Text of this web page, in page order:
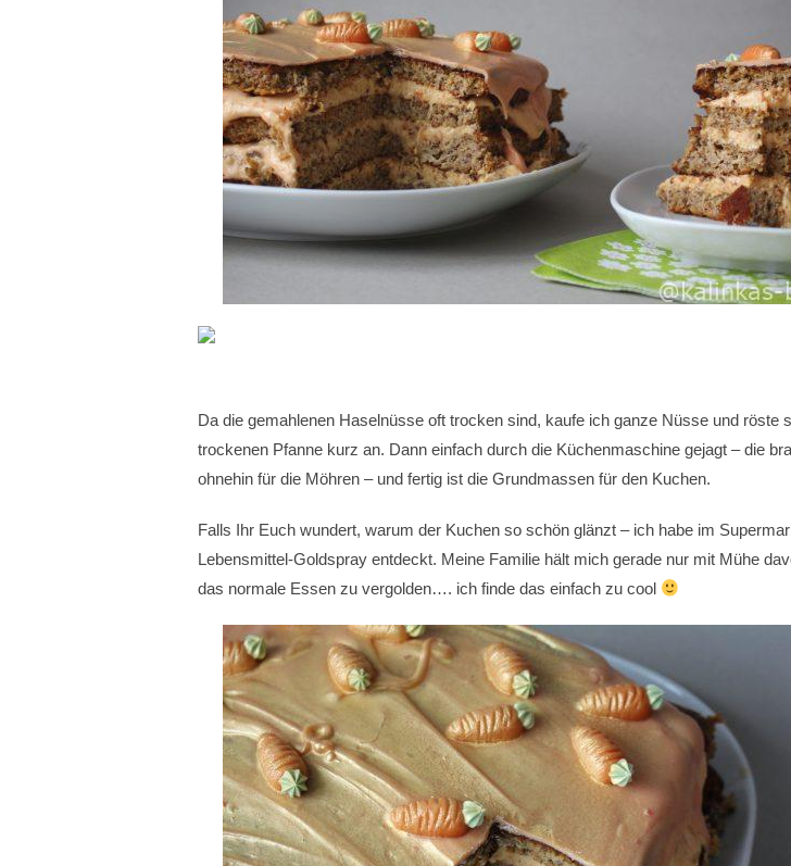
Da die gemahlenen Haselnüsse oft trocken sind, kaufe ich ganze Nüsse und röste
trockenen Pfanne kurz an. Dann einfach durch die Küchenmaschine gejagt – die
ohnehin für die Möhren – und fertig ist die Grundmassen für den Kuchen.
Falls Ihr Euch wundert, warum der Kuchen so schön glänzt – ich habe im
Lebensmittel-Goldspray entdeckt. Meine Familie hält mich gerade nur mit Mühe
das normale Essen zu vergolden…. ich finde das einfach zu cool